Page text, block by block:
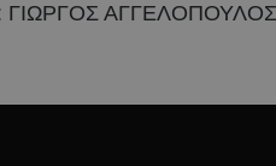
ΓΙΩΡΓΟΣ ΑΓΓΕΛΟΠΟΥΛΟΣ